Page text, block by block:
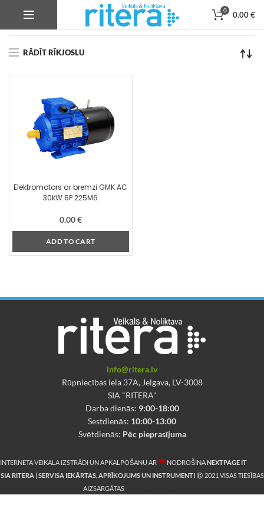
0 0.00€
Product Korpusa izmērs 225M6
RĀDĪT RĪKJOSLU
Elektromotors ar bremzi GMK AC
30kW 6P 225M6
0.00€
ADD TO CART
info@ritera.lv
Rūpniecības iela 37A, Jelgava, LV-3008
SIA "RITERA"
Darba dienās: 9:00-18:00
Sestdienās: 10:00-13:00
Svētdienās: Pēc pieprasījuma
INTERNETA VEIKALA IZSTRĀDI UN APKALPOŠANU AR ❤ NODROŠINANEXTPAGE IT
SIA RITERA | SERVISA IEKĀRTAS, APRĪKOJUMS UN INSTRUMENTI
2021 VISAS TIESĪBAS
AIZSARGĀTAS